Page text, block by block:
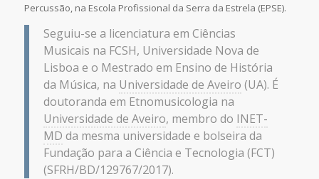
Percussão, na Escola Profissional da Serra da Estrela (EPSE).
Seguiu-se a licenciatura em Ciências
Musicais na FCSH, Universidade Nova de
Lisboa e o Mestrado em Ensino de História
da Música, na Universidade de Aveiro (UA). É
doutoranda em Etnomusicologia na
Universidade de Aveiro, membro do INET-
MD da mesma universidade e bolseira da
Fundação para a Ciência e Tecnologia (FCT)
(SFRH/BD/129767/2017).